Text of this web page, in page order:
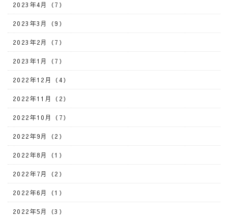
2023年4月（7）
2023年3月（9）
2023年2月（7）
2023年1月（7）
2022年12月（4）
2022年11月（2）
2022年10月（7）
2022年9月（2）
2022年8月（1）
2022年7月（2）
2022年6月（1）
2022年5月（3）